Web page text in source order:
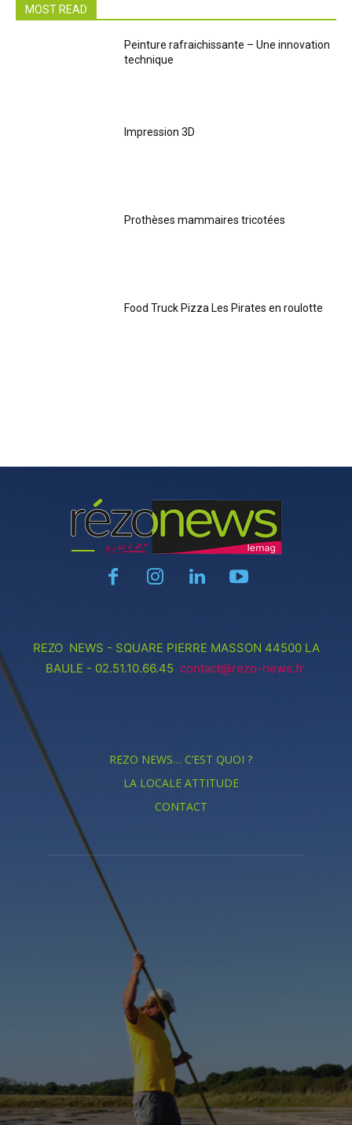
MOST READ
Peinture rafraichissante – Une innovation
technique
Impression 3D
Prothèses mammaires tricotées
Food Truck Pizza Les Pirates en roulotte
REZO NEWS - SQUARE PIERRE MASSON 44500 LA
BAULE - 02.51.10.66.45 contact@rezo-news.fr
REZO NEWS… C’EST QUOI ?
LA LOCALE ATTITUDE
CONTACT